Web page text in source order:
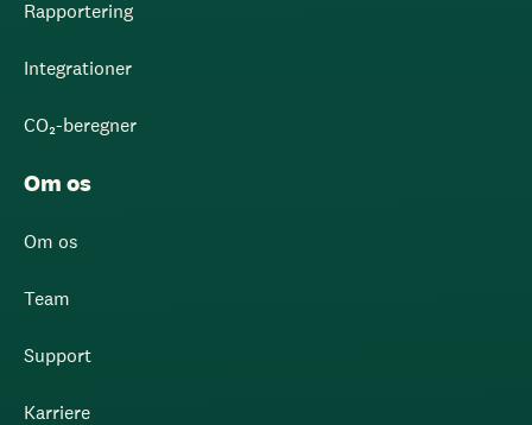
Rapportering
Integrationer
CO₂-beregner
Om os
Om os
Team
Support
Karriere